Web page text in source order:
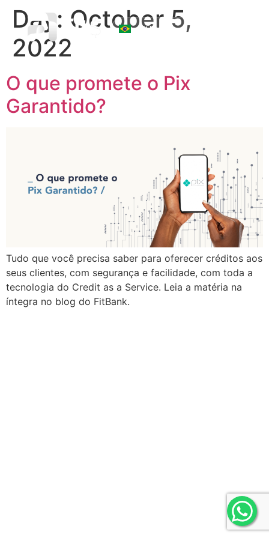
Day: October 5,
2022
O que promete o Pix
Garantido?
Tudo que você precisa saber para oferecer créditos aos
seus clientes, com segurança e facilidade, com toda a
tecnologia do Credit as a Service. Leia a matéria na
íntegra no blog do FitBank.